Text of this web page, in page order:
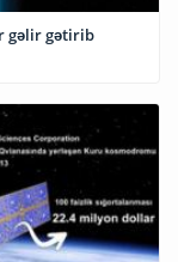
gəlir gətirib